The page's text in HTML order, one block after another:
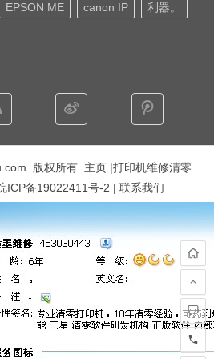
EPSON ME canon IP 利器。
版权所有. 主页 |打印机维修清零
ICP备19022411号-2 | 联系我们